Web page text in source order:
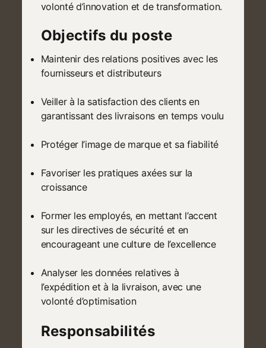
volonté d’innovation et de transformation.
Objectifs du poste
Maintenir des relations positives avec les
fournisseurs et distributeurs
Veiller à la satisfaction des clients en
garantissant des livraisons en temps voulu
Protéger l’image de marque et sa fiabilité
Favoriser les pratiques axées sur la
croissance
Former les employés, en mettant l’accent
sur les directives de sécurité et en
encourageant une culture de l’excellence
Analyser les données relatives à
l’expédition et à la livraison, avec une
volonté d’optimisation
Responsabilités